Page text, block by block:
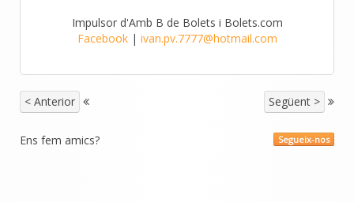
Impulsor d'Amb B de Bolets i Bolets.com
Facebook| ivan.pv.7777@hotmail.com
< Anterior Següent >
Segueix-nos
Ens fem amics?